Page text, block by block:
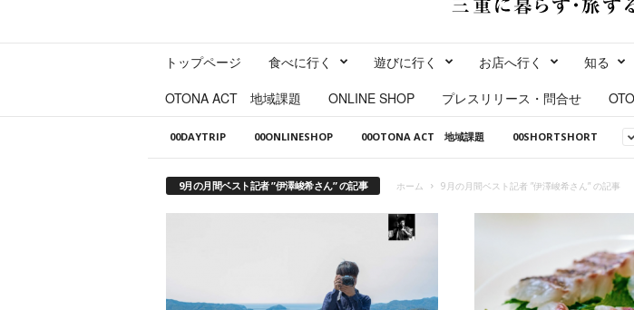
トップページ 食べに行く 遊びに行く お店へ行く 知る
OTONA ACT 地域課題
ONLINE SHOP プレスリリース・問合せ
00DAYTRIP 00ONLINESHOP 00OTONA ACT 地域課題 00SHORTSHORT
9月の月間ベスト記者 ”伊澤峻希さん” の記事 ホーム 9月の月間ベスト記者 ”伊澤峻希さん” の記事